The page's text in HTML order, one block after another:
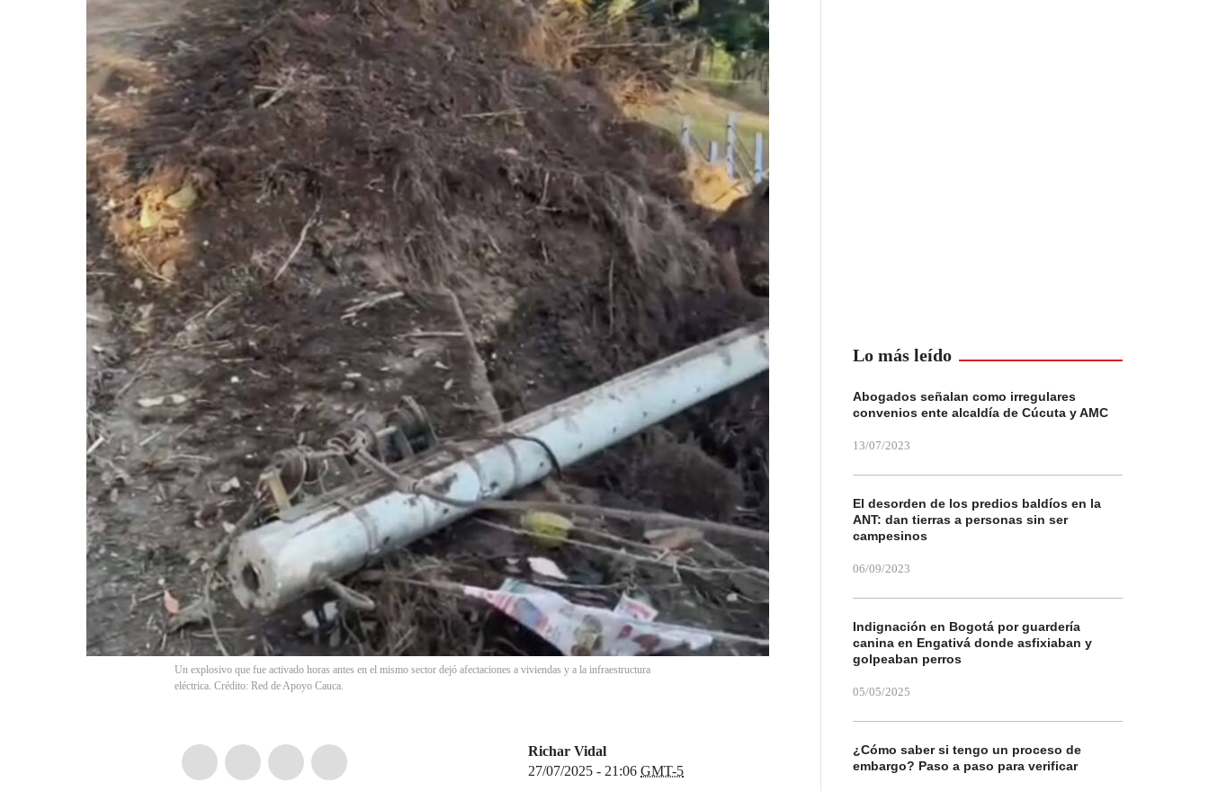
Un explosivo que fue activado horas antes en el mismo sector dejó afectaciones a viviendas y a la infraestructura
eléctrica. Crédito: Red de Apoyo Cauca.
Richar Vidal
27/07/2025 - 21:06 GMT-5
Lo más leído
Abogados señalan como irregulares
convenios ente alcaldía de Cúcuta y AMC
13/07/2023
El desorden de los predios baldíos en la
ANT: dan tierras a personas sin ser
campesinos
06/09/2023
Indignación en Bogotá por guardería
canina en Engativá donde asfixiaban y
golpeaban perros
05/05/2025
¿Cómo saber si tengo un proceso de
embargo? Paso a paso para verificar